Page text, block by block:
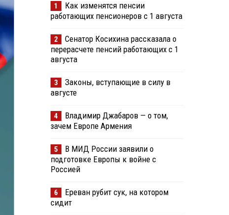
1
Как изменятся пенсии
работающих пенсионеров с 1 августа
2
Сенатор Косихина рассказала о
перерасчете пенсий работающих с 1
августа
3
Законы, вступающие в силу в
августе
4
Владимир Джабаров — о том,
зачем Европе Армения
5
В МИД России заявили о
подготовке Европы к войне с
Россией
6
Ереван рубит сук, на котором
сидит